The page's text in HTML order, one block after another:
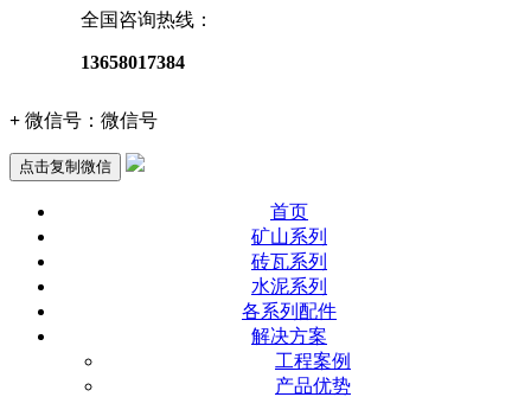
全国咨询热线：
13658017384
+ 微信号： 微信号
点击复制微信
首页
矿山系列
砖瓦系列
水泥系列
各系列配件
解决方案
工程案例
产品优势